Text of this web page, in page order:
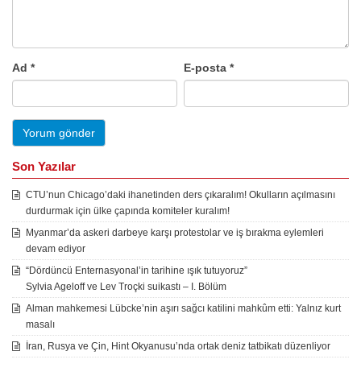
Ad * E-posta*
Son Yazılar
CTU’nun Chicago’daki ihanetinden ders çıkaralım! Okulların açılmasını
durdurmak için ülke çapında komiteler kuralım!
Myanmar’da askeri darbeye karşı protestolar ve iş bırakma eylemleri
devam ediyor
“Dördüncü Enternasyonal’in tarihine ışık tutuyoruz”
Sylvia Ageloff ve Lev Troçki suikastı – I. Bölüm
Alman mahkemesi Lübcke’nin aşırı sağcı katilini mahkûm etti: Yalnız kurt
masalı
İran, Rusya ve Çin, Hint Okyanusu’nda ortak deniz tatbikatı düzenliyor